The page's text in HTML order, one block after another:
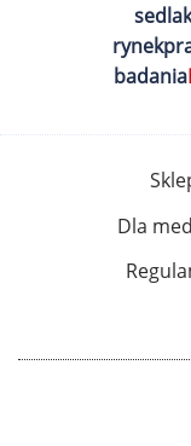
badania
Dla